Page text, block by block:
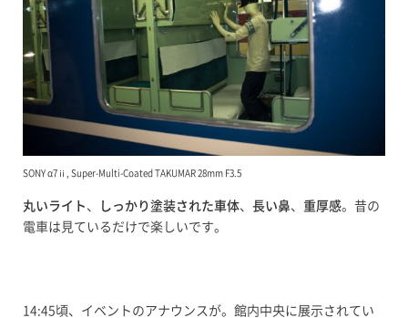
SONY α7ⅱ, Super-Multi-Coated TAKUMAR 28mm F3.5
丸いライト 、 しっかり塗装された車体、 長い鼻、 重厚感。昔の
電車は見ているだけで楽しいです。
14:45頃、イベントのアナウンスが。館内中央に展示されてい